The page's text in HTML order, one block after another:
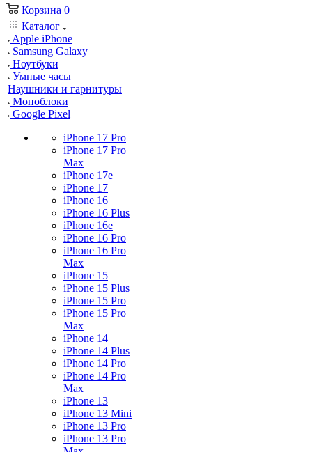
Корзина 0
Каталог
Apple iPhone
Samsung Galaxy
Ноутбуки
Умные часы
Наушники и гарнитуры
Моноблоки
Google Pixel
iPhone 17 Pro
iPhone 17 Pro
Max
iPhone 17e
iPhone 17
iPhone 16
iPhone 16 Plus
iPhone 16e
iPhone 16 Pro
iPhone 16 Pro
Max
iPhone 15
iPhone 15 Plus
iPhone 15 Pro
iPhone 15 Pro
Max
iPhone 14
iPhone 14 Plus
iPhone 14 Pro
iPhone 14 Pro
Max
iPhone 13
iPhone 13 Mini
iPhone 13 Pro
iPhone 13 Pro